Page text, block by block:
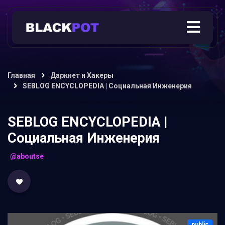
Главная
Даркнет и Хакеры
SEBLOG ENCYCLOPEDIA | Социальная Инженерия
SEBLOG ENCYCLOPEDIA |
Социальная Инженерия
@aboutse